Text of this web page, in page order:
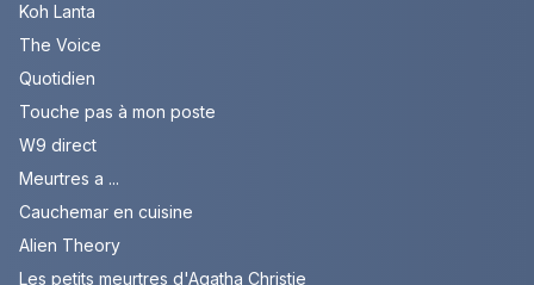
Koh Lanta
The Voice
Quotidien
Touche pas à mon poste
W9 direct
Meurtres a ...
Cauchemar en cuisine
Alien Theory
Les petits meurtres d'Agatha Christie